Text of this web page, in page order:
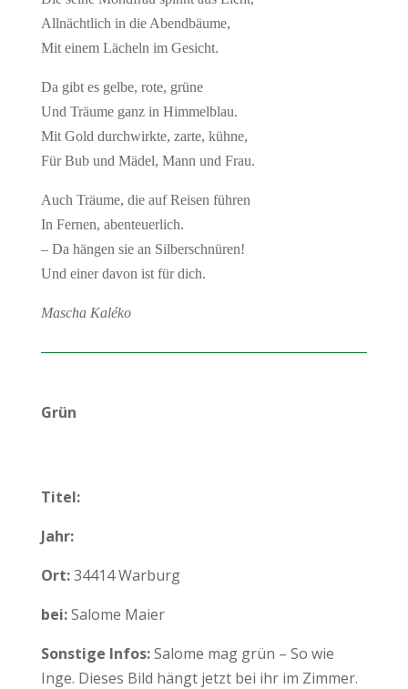
Allnächtlich in die Abendbäume,
Mit einem Lächeln im Gesicht.
Da gibt es gelbe, rote, grüne
Und Träume ganz in Himmelblau.
Mit Gold durchwirkte, zarte, kühne,
Für Bub und Mädel, Mann und Frau.
Auch Träume, die auf Reisen führen
In Fernen, abenteuerlich.
– Da hängen sie an Silberschnüren!
Und einer davon ist für dich.
Mascha Kaléko
Grün
Titel:
Jahr:
Ort:34414 Warburg
bei:Salome Maier
Sonstige Infos:Salome mag grün – So wie
Inge. Dieses Bild hängt jetzt bei ihr im Zimmer.